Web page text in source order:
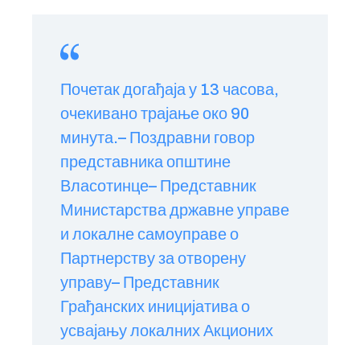
Почетак догађаја у 13 часова,
очекивано трајање око 90
минута.– Поздравни говор
представника општине
Власотинце– Представник
Министарства државне управе
и локалне самоуправе о
Партнерству за отворену
управу– Представник
Грађанских иницијатива о
усвајању локалних Акционих